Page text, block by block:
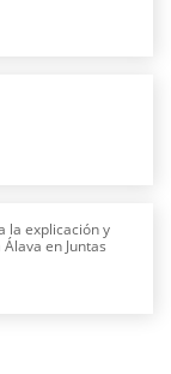
la explicación y
en Juntas